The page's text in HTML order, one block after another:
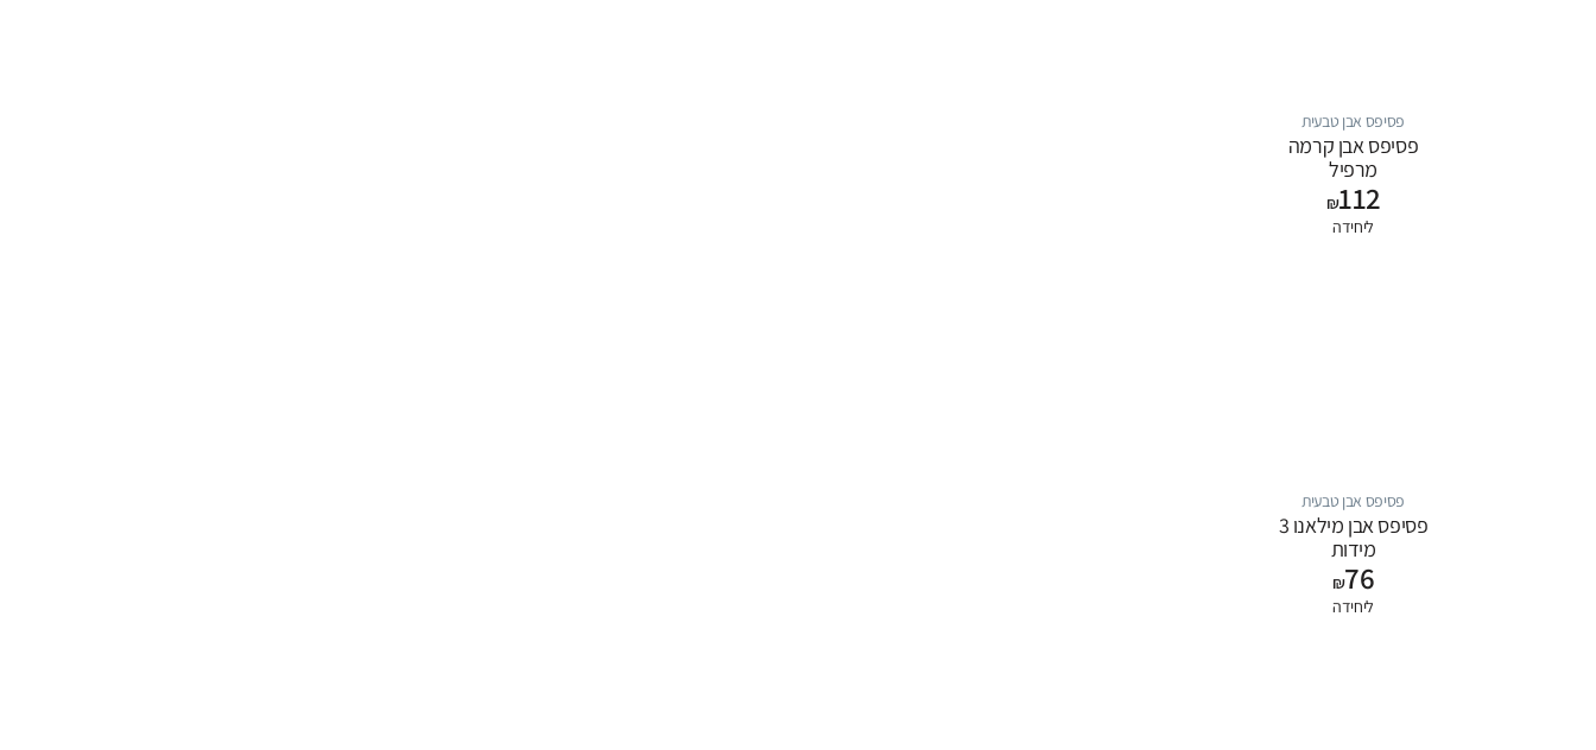
פסיפס אבן טבעית
פסיפס אבן קרמה
מרפיל
₪112
ליחידה
פסיפס אבן טבעית
פסיפס אבן מילאנו 3
מידות
₪76
ליחידה